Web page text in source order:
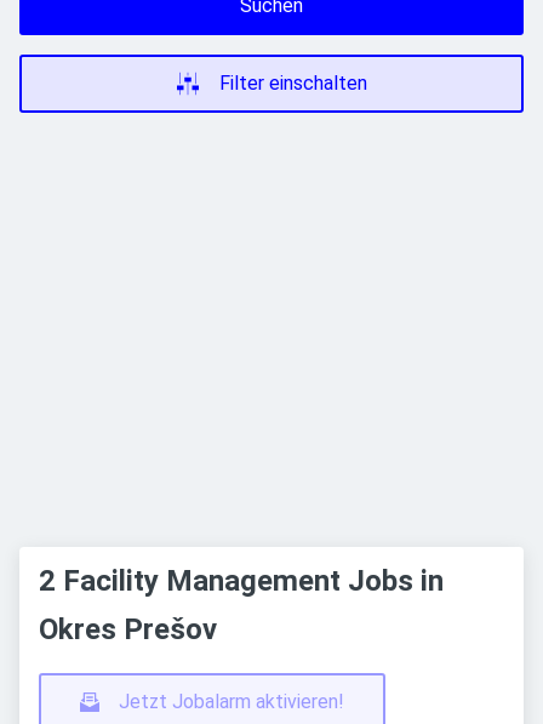
Suchen
Filter einschalten
2 Facility Management Jobs in
Okres Prešov
Jetzt Jobalarm aktivieren!